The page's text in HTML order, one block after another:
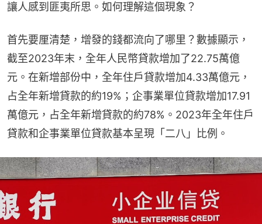
讓人感到匪夷所思。如何理解這個現象？
首先要厘清楚，增發的錢都流向了哪里？數據顯示，
截至2023年末，全年人民幣貸款增加了22.75萬億
元。在新增部份中，全年住戶貸款增加4.33萬億元，
占全年新增貸款的約19%；企事業單位貸款增加17.91
萬億元，占全年新增貸款的約78%。2023年全年住戶
貸款和企事業單位貸款基本呈現「二八」比例。